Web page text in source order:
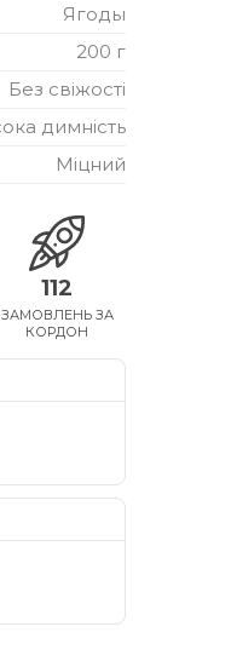
Ягоды
200 г
Без свіжості
димність
Міцний
112
ЗАМОВЛЕНЬ ЗА
КОРДОН